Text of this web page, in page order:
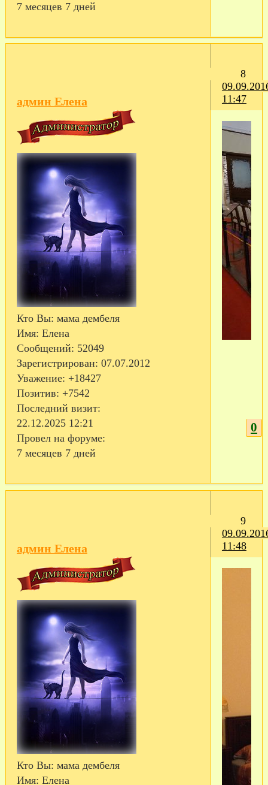
7 месяцев 7 дней
8
11:47
админ Елена
Кто Вы: мама дембеля
Имя: Елена
Сообщений: 52049
Зарегистрирован: 07.07.2012
Уважение: +18427
Позитив: +7542
Последний визит:
22.12.2025 12:21
Провел на форуме:
7 месяцев 7 дней
0
9
11:48
админ Елена
Кто Вы: мама дембеля
Имя: Елена